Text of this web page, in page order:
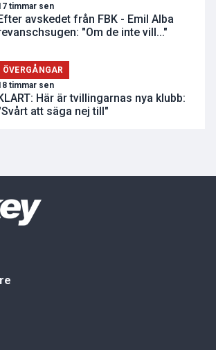
timmar sen
avskedet från FBK - Emil Alba
"Om de inte vill..."
ÖVERGÅNGAR
timmar sen
Här är tvillingarnas nya klubb:
att säga nej till"